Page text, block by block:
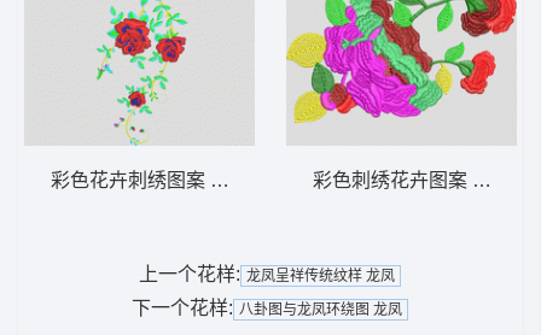
彩色花卉刺绣图案 靓花 彩色刺绣花卉图案 靓花
上一个花样: 龙凤呈祥传统纹样 龙凤
下一个花样: 八卦图与龙凤环绕图 龙凤